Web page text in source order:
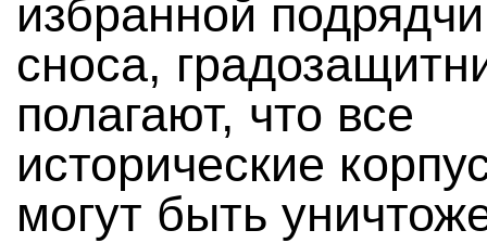
избранной
сноса,
полагают, что все
исторические
могут быть